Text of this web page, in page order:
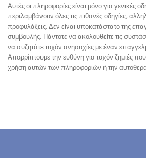
Αυτές οι πληροφορίες είναι μόνο για γενικές
περιλαμβάνουν όλες τις πιθανές οδηγίες,
προφυλάξεις. Δεν είναι υποκατάστατο της
συμβουλής. Πάντοτε να ακολουθείτε τις
να συζητάτε τυχόν ανησυχίες με έναν
Απορρίπτουμε την ευθύνη για τυχόν ζημιές
χρήση αυτών των πληροφοριών ή την